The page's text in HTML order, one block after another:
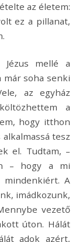
az életem:
ez a pillanat,
Jézus mellé a
már soha senki
az egyház
a
hogy itthon
tesz
el. Tudtam, –
– hogy a mi
A
imádkozunk,
vezető
úton. Hálát
adok azért,